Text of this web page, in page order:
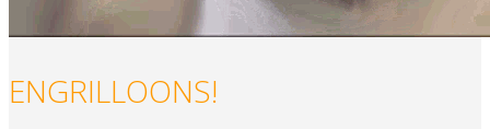
ENGRILLOONS!